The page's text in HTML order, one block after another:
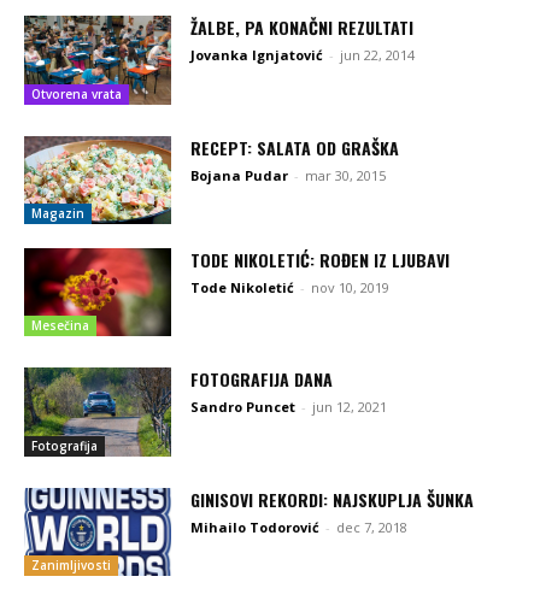
Otvorena vrata
ŽALBE, PA KONAČNI REZULTATI
Jovanka Ignjatović - jun 22, 2014
Magazin
RECEPT: SALATA OD GRAŠKA
Bojana Pudar - mar 30, 2015
Mesečina
TODE NIKOLETIĆ: ROĐEN IZ LJUBAVI
Tode Nikoletić - nov 10, 2019
Fotografija
FOTOGRAFIJA DANA
Sandro Puncet - jun 12, 2021
Zanimljivosti
GINISOVI REKORDI: NAJSKUPLJA ŠUNKA
Mihailo Todorović - dec 7, 2018